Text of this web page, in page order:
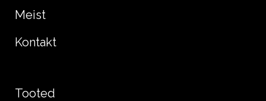
Meist
Kontakt
Tooted